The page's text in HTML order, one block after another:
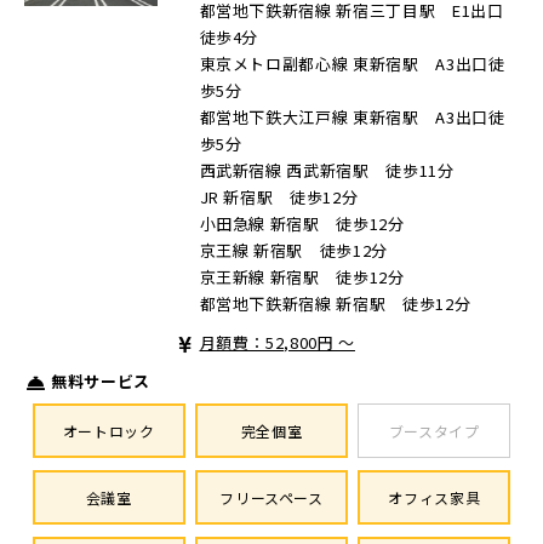
都営地下鉄新宿線 新宿三丁目駅 E1出口
徒歩4分
東京メトロ副都心線 東新宿駅 A3出口徒
歩5分
都営地下鉄大江戸線 東新宿駅 A3出口徒
歩5分
西武新宿線 西武新宿駅 徒歩11分
JR 新宿駅 徒歩12分
小田急線 新宿駅 徒歩12分
京王線 新宿駅 徒歩12分
京王新線 新宿駅 徒歩12分
都営地下鉄新宿線 新宿駅 徒歩12分
月額費：52,800円 ～
無料サービス
オートロック 完全個室 ブースタイプ
会議室 フリースペース オフィス家具